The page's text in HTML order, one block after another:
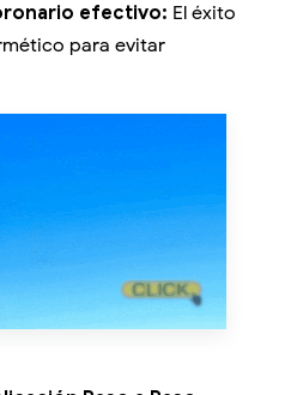
efectivo: El éxito
para evitar